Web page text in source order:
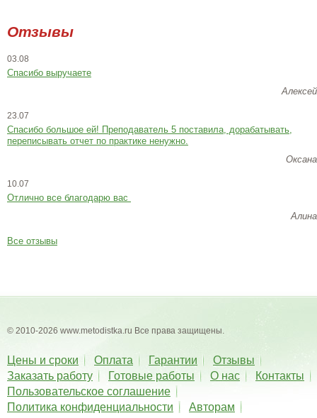
Отзывы
03.08
Спасибо выручаете
Алексей
23.07
Cпасибо большое ей! Преподаватель 5 поставила, дорабатывать,
переписывать отчет по практике ненужно.
Оксана
10.07
Отлично все благодарю вас
Алина
Все отзывы
© 2010-2026 www.metodistka.ru Все права защищены.
Цены и сроки Оплата Гарантии
Отзывы
Заказать работу
Готовые работы О нас
Контакты
Пользовательское соглашение
Политика конфиденциальности
Авторам